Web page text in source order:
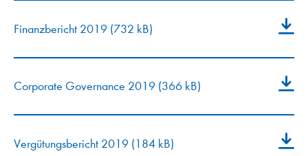
Finanzbericht 2019 (732 kB)
Corporate Governance 2019 (366 kB)
Vergütungsbericht 2019 (184 kB)